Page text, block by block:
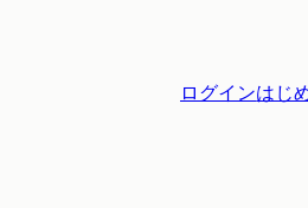
ログインはじ